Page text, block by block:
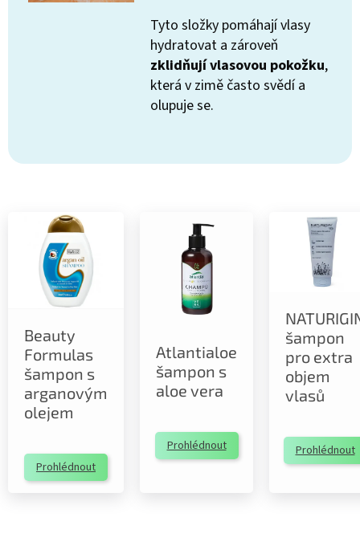
Tyto složky pomáhají vlasy
hydratovat a zároveň
zklidňují vlasovou pokožku,
která v zimě často svědí a
olupuje se.
Beauty
Formulas
šampon s
arganovým
olejem
Prohlédnout
Atlantialoe
šampon s
aloe vera
Prohlédnout
šampon
pro extra
objem
vlasů
Prohlédnout